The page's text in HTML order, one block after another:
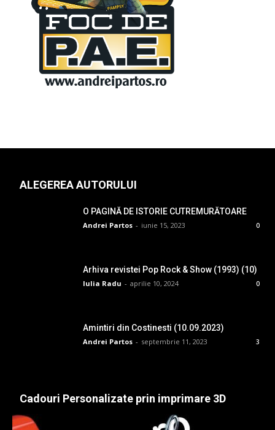
ALEGEREA AUTORULUI
O PAGINĂ DE ISTORIE CUTREMURĂTOARE
Andrei Partos - iunie 15, 2023 0
Arhiva revistei Pop Rock & Show (1993) (10)
Iulia Radu - aprilie 10, 2024 0
Amintiri din Costinesti (10.09.2023)
Andrei Partos - septembrie 11, 2023 3
Cadouri Personalizate prin imprimare 3D